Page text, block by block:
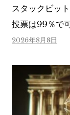
スタックビッ
投票は99％で
2026年8月8日